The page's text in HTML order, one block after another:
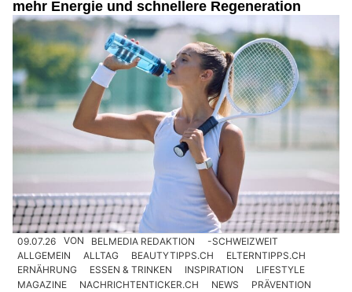
mehr Energie und schnellere Regeneration
09.07.26 VON BELMEDIA REDAKTION
-SCHWEIZWEIT
ALLGEMEIN
ALLTAG BEAUTYTIPPS.CH
ELTERNTIPPS.CH
ERNÄHRUNG
ESSEN & TRINKEN INSPIRATION
LIFESTYLE
MAGAZINE
NACHRICHTENTICKER.CH NEWS
PRÄVENTION